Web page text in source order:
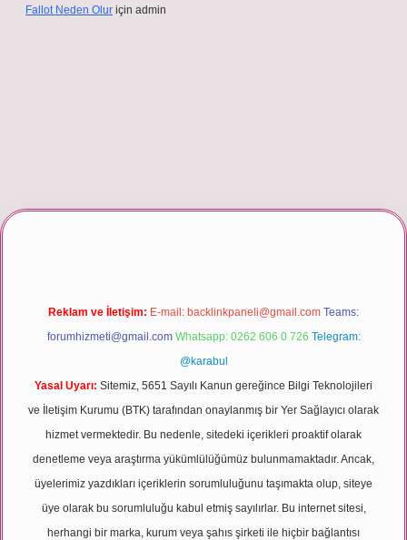
Fallot Neden Olur için admin
giriş
Reklam ve İletişim: E-mail: backlinkpaneli@gmail.com Teams:
forumhizmeti@gmail.com Whatsapp: 0262 606 0 726 Telegram:
@karabul
Yasal Uyarı: Sitemiz, 5651 Sayılı Kanun gereğince Bilgi Teknolojileri
ve İletişim Kurumu (BTK) tarafından onaylanmış bir Yer Sağlayıcı olarak
hizmet vermektedir. Bu nedenle, sitedeki içerikleri proaktif olarak
denetleme veya araştırma yükümlülüğümüz bulunmamaktadır. Ancak,
üyelerimiz yazdıkları içeriklerin sorumluluğunu taşımakta olup, siteye
üye olarak bu sorumluluğu kabul etmiş sayılırlar. Bu internet sitesi,
herhangi bir marka, kurum veya şahıs şirketi ile hiçbir bağlantısı